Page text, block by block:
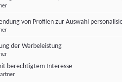
von Profilen zur Auswahl
der Werbeleistung
berechtigtem Interesse